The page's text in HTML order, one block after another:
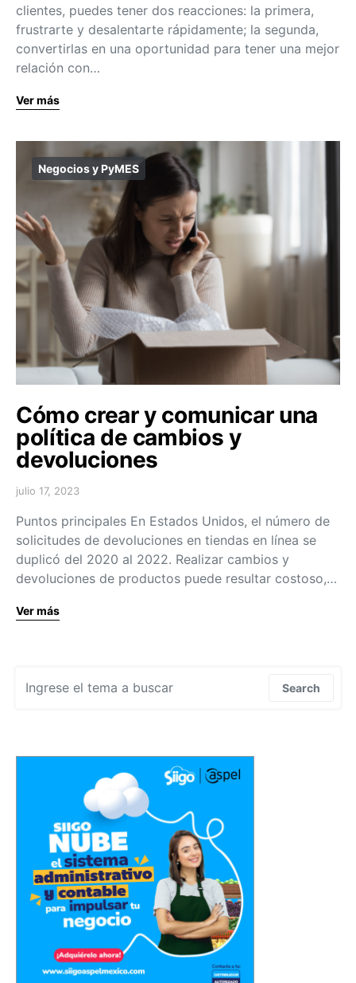
clientes, puedes tener dos reacciones: la primera,
frustrarte y desalentarte rápidamente; la segunda,
convertirlas en una oportunidad para tener una mejor
relación con…
Ver más
Negocios y PyMES
Cómo crear y comunicar una
política de cambios y
devoluciones
julio 17, 2023
Puntos principales En Estados Unidos, el número de
solicitudes de devoluciones en tiendas en línea se
duplicó del 2020 al 2022. Realizar cambios y
devoluciones de productos puede resultar costoso,…
Ver más
Search